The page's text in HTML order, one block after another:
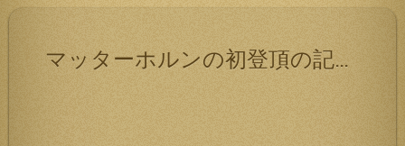
マッターホルンの初登頂の記録です